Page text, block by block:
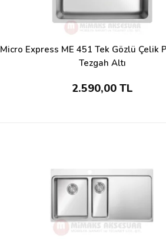
Micro Express ME 451 Tek Gözlü Çelik
Tezgah Altı
2.590,00 TL